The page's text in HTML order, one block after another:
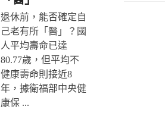
退休前，能否確定自
己老有所「醫」？國
人平均壽命已達
80.77歲，但平均不
健康壽命則接近8
年，據衛福部中央健
康保 ...